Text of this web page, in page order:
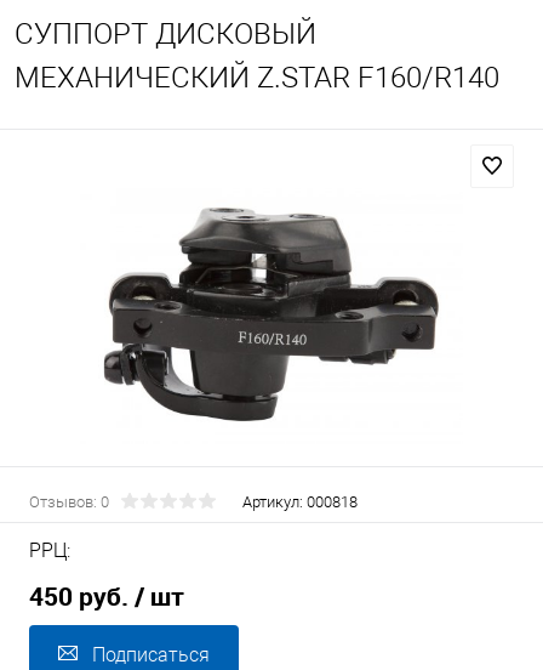
CУППОРТ ДИСКОВЫЙ
МЕХАНИЧЕСКИЙ Z.STAR F160/R140
Отзывов: 0 Артикул: 000818
РРЦ:
450 руб. / шт
Подписаться